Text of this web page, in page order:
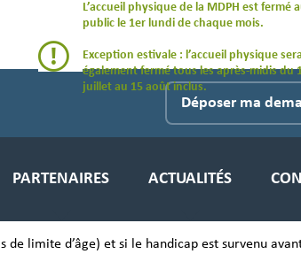
L’accueil physique de la MDPH est fermé
public le 1er lundi de chaque mois.
Exception estivale : l’accueil physique
également fermé tous les après-midis du
juillet au 15 août inclus.
Déposer ma
PARTENAIRES ACTUALITÉS
limite d’âge) et si le handicap est survenu